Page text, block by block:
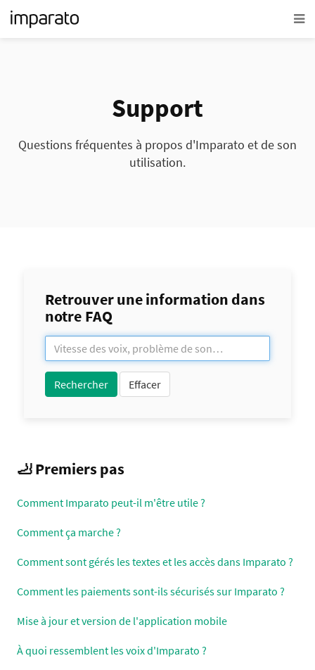
Support
Questions fréquentes à propos d'Imparato et de son
utilisation.
Retrouver une information dans
notre FAQ
🦶 Premiers pas
Comment Imparato peut-il m'être utile ?
Comment ça marche ?
Comment sont gérés les textes et les accès dans Imparato ?
Comment les paiements sont-ils sécurisés sur Imparato ?
Mise à jour et version de l'application mobile
À quoi ressemblent les voix d'Imparato ?